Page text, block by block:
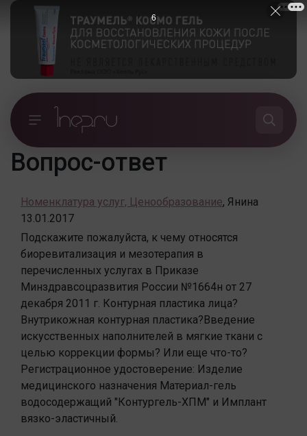
Вопрос-ответ
Номенклатура услуг, Ценообразование, Янина
13.01.2017
Подскажите пожалуйста, к чему относятся
биоревитализация и мезотерапия в
перечисленных услугах в Приказе
Минздравсоцразвития России №1664н от 27
декабря 2011 г. Контурная пластика лица?
Внутрикожная контурная пластика?Введение
искусственных наполнителей в мягкие ткани с
целью коррекции формы? Или еще что-то?
Регистрационное удостоверение: Изделие
медицинского назначения Материал-гель
водосодержащий "Контургель-ХПМ" и Имплант
вязко-эластичный.
6